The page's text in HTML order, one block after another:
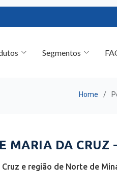
Home
MARIA DA CRUZ
e região de Norte de